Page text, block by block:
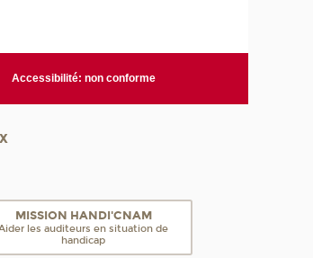
Accessibilité: non conforme
MISSION HANDI'CNAM
les auditeurs en situation de
handicap